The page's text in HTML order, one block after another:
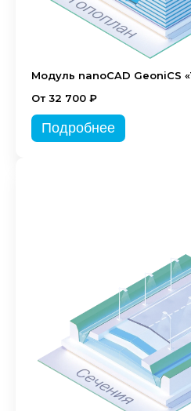
Модуль nanoCAD GeoniCS
От 32 700 ₽
Подробнее